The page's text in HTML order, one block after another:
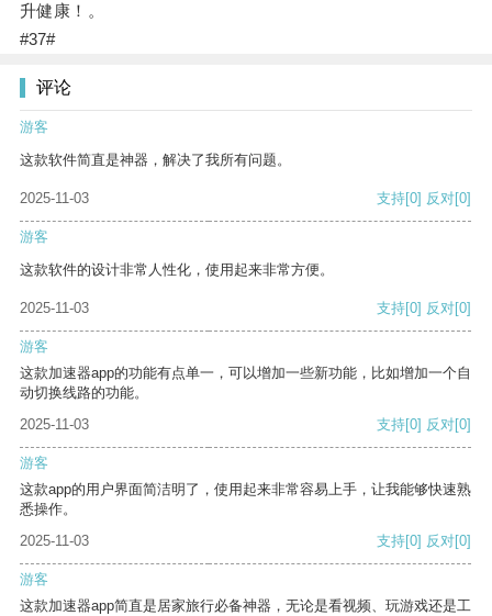
升健康！。
#37#
评论
游客
这款软件简直是神器，解决了我所有问题。
2025-11-03 支持[0] 反对[0]
游客
这款软件的设计非常人性化，使用起来非常方便。
2025-11-03 支持[0] 反对[0]
游客
这款加速器app的功能有点单一，可以增加一些新功能，比如增加一个自
动切换线路的功能。
2025-11-03
支持[0] 反对[0]
游客
这款app的用户界面简洁明了，使用起来非常容易上手，让我能够快速熟
悉操作。
2025-11-03
支持[0] 反对[0]
游客
这款加速器app简直是居家旅行必备神器，无论是看视频、玩游戏还是工